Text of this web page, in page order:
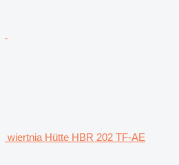
wiertnia Hütte HBR 202 TF-AE